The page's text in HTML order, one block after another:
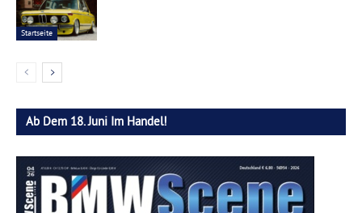
Startseite
Ab Dem 18. Juni Im Handel!